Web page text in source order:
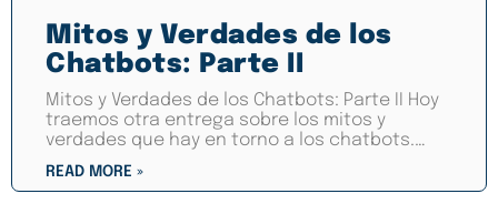
Mitos y Verdades de los
Chatbots: Parte II
Mitos y Verdades de los Chatbots: Parte II Hoy
traemos otra entrega sobre los mitos y
verdades que hay en torno a los chatbots.
Desgraciadamente
READ MORE »